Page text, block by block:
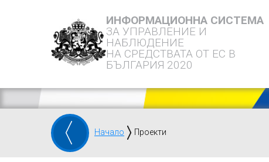
ИНФОРМАЦИОННА СИСТЕМА
ЗА УПРАВЛЕНИЕ И
НАБЛЮДЕНИЕ
НА СРЕДСТВАТА ОТ ЕС В
БЪЛГАРИЯ 2020
Начало Проекти